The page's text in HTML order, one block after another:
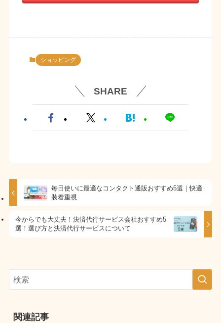
ショッピング
SHARE
毎日使いに最適なコンタクト通販おすすめ5選｜快適
装着重視
今からでも大丈夫！決済代行サービス会社おすすめ5
選！選び方と決済代行サービスについて
関連記事